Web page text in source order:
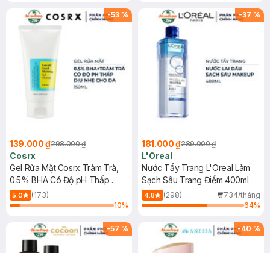
-53 %
139.000 ₫298.000 ₫
Cosrx
Gel Rửa Mặt Cosrx Tràm Trà,
0.5% BHA Có Độ pH Thấp
150ml
5.0
(173)
10%
-37 %
181.000 ₫289.000 ₫
L'Oreal
Nước Tẩy Trang L'Oreal Làm
Sạch Sâu Trang Điểm 400ml
4.8 (298)
734/tháng
64%
-57 % -40 %